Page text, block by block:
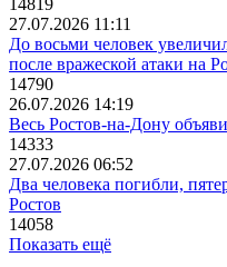
14819
27.07.2026 11:11
До восьми человек
после вражеской атаки на
14790
26.07.2026 14:19
Весь Ростов-на-Дону
14333
27.07.2026 06:52
Два человека погибли,
Ростов
14058
Показать ещё